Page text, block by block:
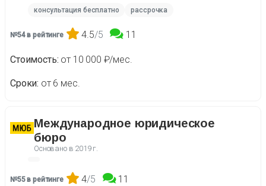
консультация бесплатно рассрочка
№54 в рейтинге 4.5/5 11
Стоимость от 10 000 ₽/мес.
Сроки от 6 мес.
Международное юридическое
бюро
Основано в 2019 г.
№55 в рейтинге 4/5 11